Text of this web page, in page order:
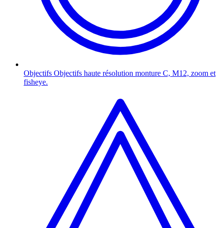
Objectifs Objectifs haute résolution monture C, M12, zoom et
fisheye.